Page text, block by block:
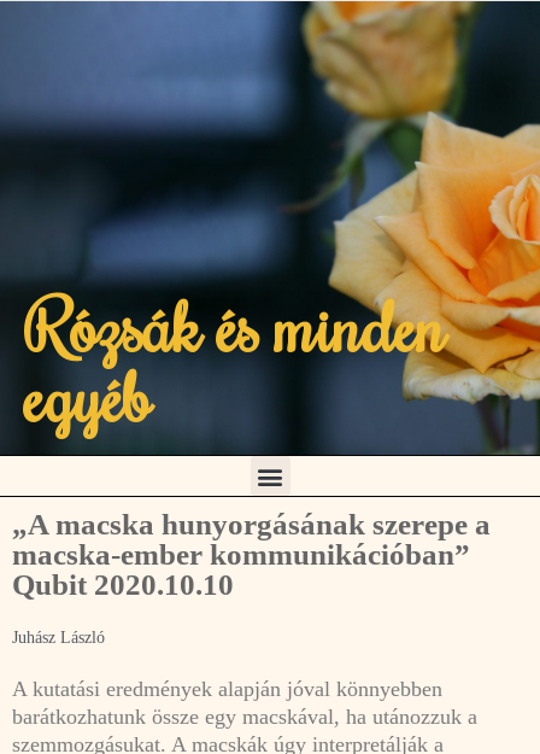
Rózsák és minden
egyéb
„A macska hunyorgásának szerepe a
macska-ember kommunikációban”
Qubit 2020.10.10
Juhász László
A kutatási eredmények alapján jóval könnyebben
barátkozhatunk össze egy macskával, ha utánozzuk a
szemmozgásukat. A macskák úgy interpretálják a